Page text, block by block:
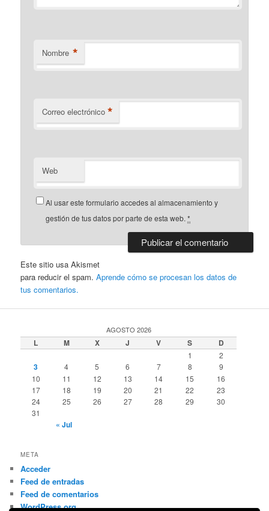
Nombre *
Correo electrónico *
Web
Al usar este formulario accedes al almacenamiento y
gestión de tus datos por parte de esta web.*
Este sitio usa Akismet
para reducir el spam.Aprende cómo se procesan los datos de
tus comentarios.
AGOSTO 2026
L M X J V S D
1 2
3 4 5 6 7 8
9
10
11 12 13 14 15
16
17
18 19 20 21 22
23
24
25 26 27 28 29
30
31
« Jul
META
Acceder
Feed de entradas
Feed de comentarios
WordPress.org